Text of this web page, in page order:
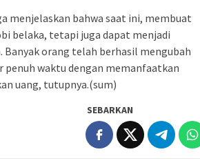
menjelaskan bahwa saat ini, membuat
belaka, tetapi juga dapat menjadi
orang telah berhasil mengubah
waktu dengan memanfaatkan
uang, tutupnya.(sum)
SEBARKAN